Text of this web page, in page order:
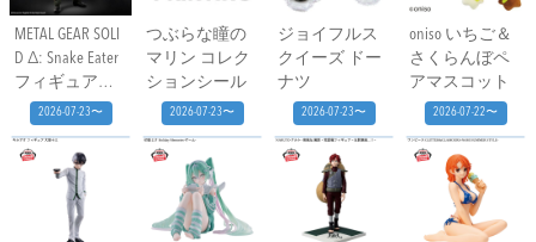
METAL GEAR SOLI
D Δ: Snake Eater
フィギュアコ
レクション ネ
イキッド・ス
ネーク
2026-07-23〜
つぶらな瞳の
マリン コレク
ションシール
2026-07-23〜
ジョイフルス
クイーズ ドー
ナツ
2026-07-23〜
oniso いちご＆
さくらんぼペ
アマスコット
2026-07-22〜